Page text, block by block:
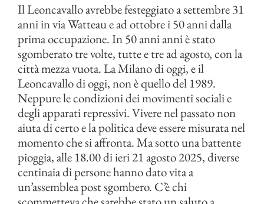
Il Leoncavallo avrebbe festeggiato a settembre 31
anni in via Watteau e ad ottobre i 50 anni dalla
prima occupazione. In 50 anni anni è stato
sgomberato tre volte, tutte e tre ad agosto, con la
città mezza vuota. La Milano di oggi, e il
Leoncavallo di oggi, non è quello del 1989.
Neppure le condizioni dei movimenti sociali e
degli apparati repressivi. Vivere nel passato non
aiuta di certo e la politica deve essere misurata nel
momento che si affronta. Ma sotto una battente
pioggia, alle 18.00 di ieri 21 agosto 2025, diverse
centinaia di persone hanno dato vita a
un’assemblea post sgombero. C’è chi